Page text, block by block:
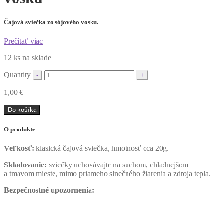
Čajová sviečka zo sójového vosku.
Prečítať viac
12 ks na sklade
Quantity
1,00 €
Do košíka
O produkte
Veľkosť: klasická čajová sviečka, hmotnosť cca 20g.
Skladovanie: sviečky uchovávajte na suchom, chladnejšom
a tmavom mieste, mimo priameho slnečného žiarenia a zdroja tepla.
Bezpečnostné upozornenia: